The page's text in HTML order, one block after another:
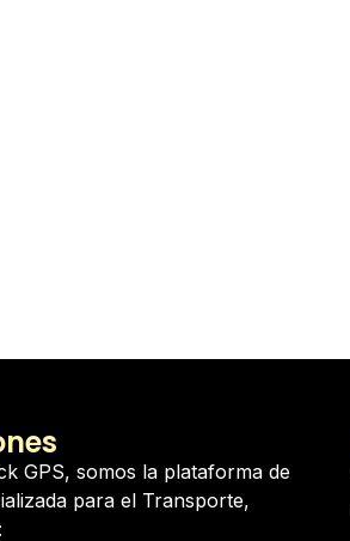
GPS, somos la plataforma de
para el Transporte,